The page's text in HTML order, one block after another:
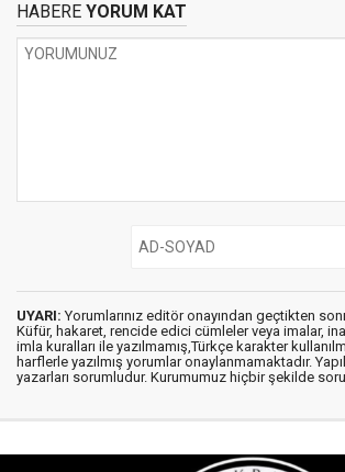
HABERE YORUM KAT
UYARI: Yorumlarınız editör onayından geçtikten
Küfür, hakaret, rencide edici cümleler veya imalar,
imla kuralları ile yazılmamış,Türkçe karakter
harflerle yazılmış yorumlar onaylanmamaktadır.
yazarları sorumludur. Kurumumuz hiçbir şekilde